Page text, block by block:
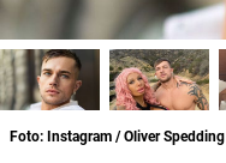
Foto: Instagram / Oliver Spedding